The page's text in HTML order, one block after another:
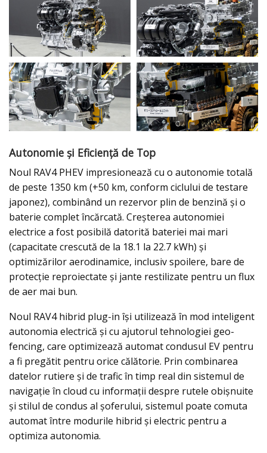
Autonomie și Eficiență de Top
Noul RAV4 PHEV impresionează cu o autonomie totală
de peste 1350 km (+50 km, conform ciclului de testare
japonez), combinând un rezervor plin de benzină și o
baterie complet încărcată. Creșterea autonomiei
electrice a fost posibilă datorită bateriei mai mari
(capacitate crescută de la 18.1 la 22.7 kWh) și
optimizărilor aerodinamice, inclusiv spoilere, bare de
protecție reproiectate și jante restilizate pentru un flux
de aer mai bun.
Noul RAV4 hibrid plug-in își utilizează în mod inteligent
autonomia electrică și cu ajutorul tehnologiei geo-
fencing, care optimizează automat condusul EV pentru
a fi pregătit pentru orice călătorie. Prin combinarea
datelor rutiere și de trafic în timp real din sistemul de
navigație în cloud cu informații despre rutele obișnuite
și stilul de condus al șoferului, sistemul poate comuta
automat între modurile hibrid și electric pentru a
optimiza autonomia.